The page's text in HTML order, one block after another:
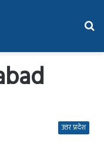
उत्तर प्रदेश